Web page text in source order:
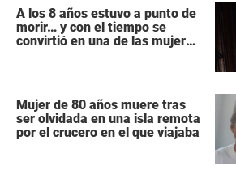
A los 8 años estuvo a punto de
morir… y con el tiempo se
convirtió en una de las mujeres
Mujer de 80 años muere tras
ser olvidada en una isla remota
por el crucero en el que viajaba